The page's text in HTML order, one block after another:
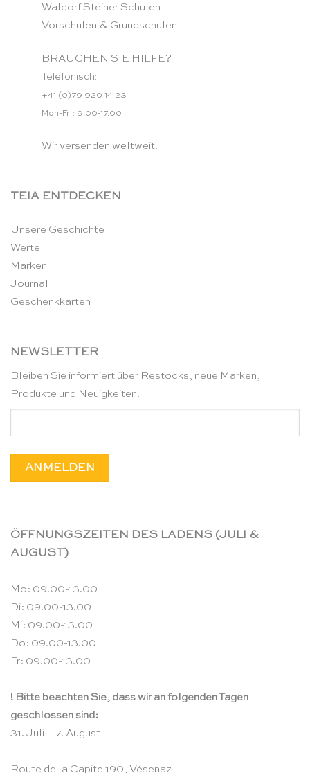
Waldorf Steiner Schulen
Vorschulen & Grundschulen
BRAUCHEN SIE HILFE?
Telefonisch:
+41 (0)79 920 14 23
Mon-Fri: 9.00-17.00
Wir versenden weltweit.
TEIA ENTDECKEN
Unsere Geschichte
Werte
Marken
Journal
Geschenkkarten
NEWSLETTER
Bleiben Sie informiert über Restocks, neue Marken,
Produkte und Neuigkeiten!
ÖFFNUNGSZEITEN DES LADENS (JULI &
AUGUST)
Mo: 09.00-13.00
Di: 09.00-13.00
Mi: 09.00-13.00
Do: 09.00-13.00
Fr: 09.00-13.00
! Bitte beachten Sie, dass wir an folgenden Tagen
geschlossen sind:
31. Juli – 7. August
Route de la Capite 190, Vésenaz